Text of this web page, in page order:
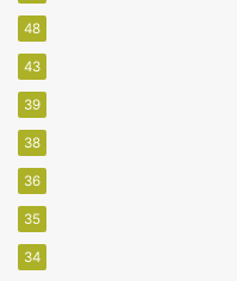
48
43
39
38
36
35
34